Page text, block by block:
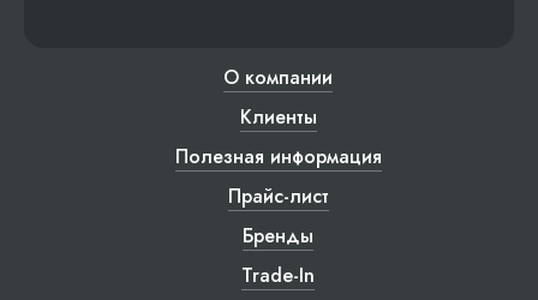
О компании
Клиенты
Полезная информация
Прайс-лист
Бренды
Trade-In